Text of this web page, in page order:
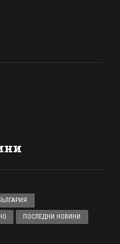
ПОСЛЕДНИ НОВИНИ